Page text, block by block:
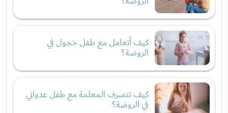
كيف أتعامل مع طفل خجول في
الروضة؟
كيف تتصرف المعلمة مع طفل عدواني
في الروضة؟